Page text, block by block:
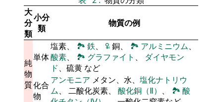
大
分
類
小分
類
物質の例
純
物
質
単体
塩素、 🏞 鉄、 🜠銅、 🏞 アルミニウム、
酸素、 🏞 グラファイト 、 ダイヤモン
ド、硫黄 など
化合
物
アンモニア メタン、水、 塩化ナトリウ
ム、 二酸化炭素、 酸化銅（Ⅱ） 、 🏞 酸